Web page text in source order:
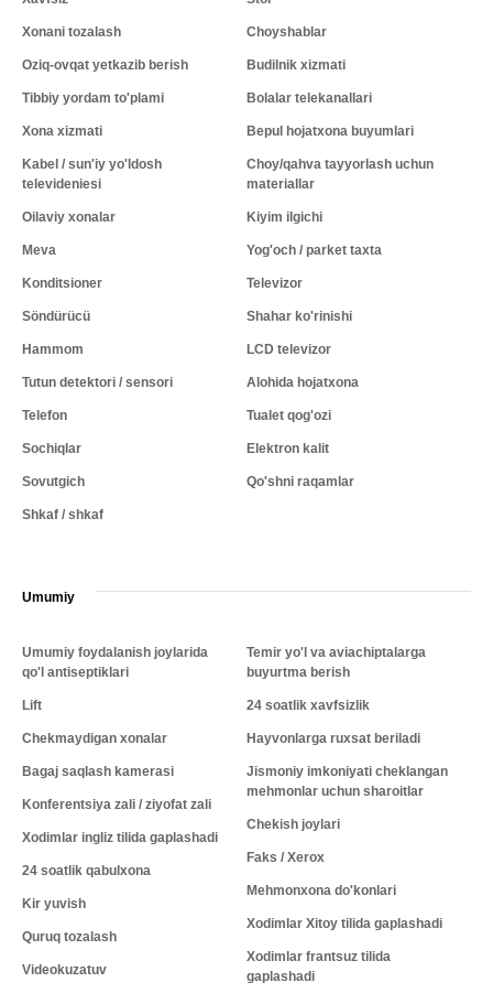
Xonani tozalash
Oziq-ovqat yetkazib berish
Tibbiy yordam to'plami
Xona xizmati
Kabel / sun'iy yo'ldosh
televideniesi
Oilaviy xonalar
Meva
Konditsioner
Söndürücü
Hammom
Tutun detektori / sensori
Telefon
Sochiqlar
Sovutgich
Shkaf / shkaf
Choyshablar
Budilnik xizmati
Bolalar telekanallari
Bepul hojatxona buyumlari
Choy/qahva tayyorlash uchun
materiallar
Kiyim ilgichi
Yog'och / parket taxta
Televizor
Shahar ko'rinishi
LCD televizor
Alohida hojatxona
Tualet qog'ozi
Elektron kalit
Qo'shni raqamlar
Umumiy
Umumiy foydalanish joylarida
qo'l antiseptiklari
Lift
Chekmaydigan xonalar
Bagaj saqlash kamerasi
Konferentsiya zali / ziyofat zali
Xodimlar ingliz tilida gaplashadi
24 soatlik qabulxona
Kir yuvish
Quruq tozalash
Videokuzatuv
Temir yo'l va aviachiptalarga
buyurtma berish
24 soatlik xavfsizlik
Hayvonlarga ruxsat beriladi
Jismoniy imkoniyati cheklangan
mehmonlar uchun sharoitlar
Chekish joylari
Faks / Xerox
Mehmonxona do'konlari
Xodimlar Xitoy tilida gaplashadi
Xodimlar frantsuz tilida
gaplashadi